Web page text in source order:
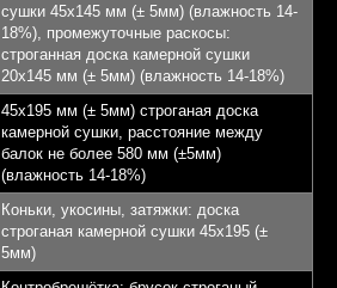
сушки 45х145 мм (± 5мм) (влажность 14-
18%), промежуточные раскосы:
строганная доска камерной сушки
20х145 мм (± 5мм) (влажность 14-18%)
45х195 мм (± 5мм) строганая доска
камерной сушки, расстояние между
балок не более 580 мм (±5мм)
(влажность 14-18%)
Коньки, укосины, затяжки: доска
строганая камерной сушки 45х195 (±
5мм)